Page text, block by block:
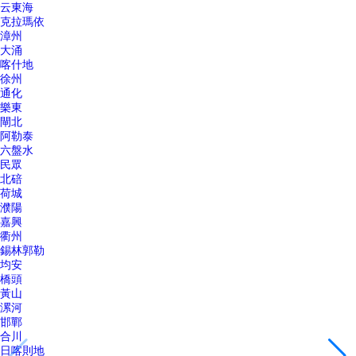
云東海
克拉瑪依
漳州
大涌
喀什地
徐州
通化
樂東
閘北
阿勒泰
六盤水
民眾
北碚
荷城
濮陽
嘉興
衢州
錫林郭勒
均安
橋頭
黃山
漯河
邯鄲
合川
日喀則地